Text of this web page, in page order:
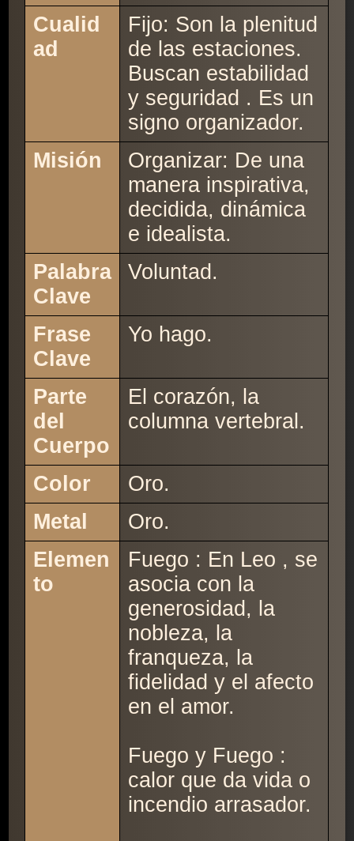
Cualid
ad
Fijo: Son la plenitud
de las estaciones.
Buscan estabilidad
y seguridad . Es un
signo organizador.
Misión
Organizar: De una
manera inspirativa,
decidida, dinámica
e idealista.
Palabra
Clave
Voluntad.
Frase
Clave
Yo hago.
Parte
del
Cuerpo
El corazón, la
columna vertebral.
Color
Oro.
Metal
Oro.
Elemen
to
Fuego : En Leo , se
asocia con la
generosidad, la
nobleza, la
franqueza, la
fidelidad y el afecto
en el amor.
Fuego y Fuego :
calor que da vida o
incendio arrasador.